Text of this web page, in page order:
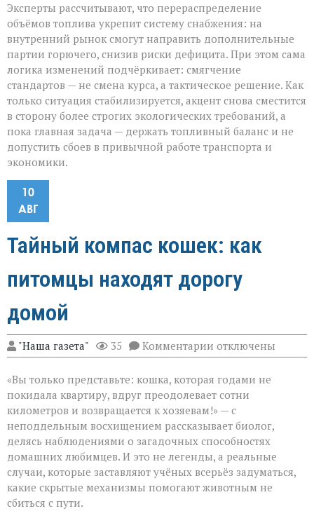
Эксперты рассчитывают, что перераспределение
объёмов топлива укрепит систему снабжения: на
внутренний рынок смогут направить дополнительные
партии горючего, снизив риски дефицита. При этом сама
логика изменений подчёркивает: смягчение
стандартов — не смена курса, а тактическое решение. Как
только ситуация стабилизируется, акцент снова сместится
в сторону более строгих экологических требований, а
пока главная задача — держать топливный баланс и не
допустить сбоев в привычной работе транспорта и
экономики.
10
АВГ
Тайный компас кошек: как
питомцы находят дорогу
домой
"Наша газета" 35 Комментарии к
записи
компас
кошек:
питомцы
находят
дорогу
домой
отключены
«Вы только представьте: кошка, которая годами не
покидала квартиру, вдруг преодолевает сотни
километров и возвращается к хозяевам!» — с
неподдельным восхищением рассказывает биолог,
делясь наблюдениями о загадочных способностях
домашних любимцев. И это не легенды, а реальные
случаи, которые заставляют учёных всерьёз задуматься,
какие скрытые механизмы помогают животным не
сбиться с пути.